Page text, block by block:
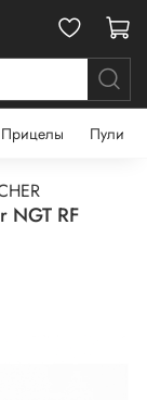
Прицелы Пули
NGT RF